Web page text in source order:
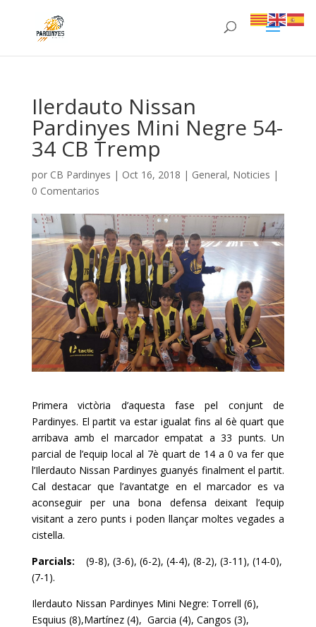
Ilerdauto Nissan
Pardinyes Mini Negre 54-
34 CB Tremp
por CB Pardinyes | Oct 16, 2018 | General, Noticies |
0 Comentarios
Primera victòria d’aquesta fase pel conjunt de
Pardinyes. El partit va estar igualat fins al 6è quart que
arribava amb el marcador empatat a 33 punts. Un
parcial de l’equip local al 7è quart de 14 a 0 va fer que
l’Ilerdauto Nissan Pardinyes guanyés finalment el partit.
Cal destacar que l’avantatge en el marcador es va
aconseguir per una bona defensa deixant l’equip
visitant a zero punts i poden llançar moltes vegades a
cistella.
Parcials:
(9-8), (3-6), (6-2), (4-4), (8-2), (3-11), (14-0),
(7-1).
Ilerdauto Nissan Pardinyes Mini Negre: Torrell (6),
Esquius (8),Martínez (4), Garcia (4), Cangos (3),